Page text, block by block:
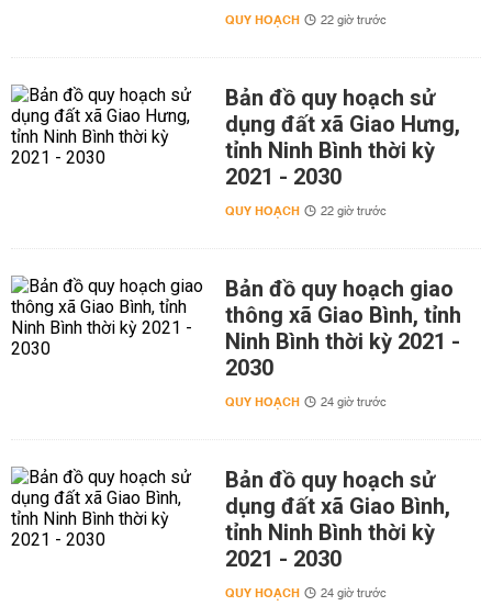
QUY HOẠCH 22 giờ trước
Bản đồ quy hoạch sử
dụng đất xã Giao Hưng,
tỉnh Ninh Bình thời kỳ
2021 - 2030
QUY HOẠCH 22 giờ trước
Bản đồ quy hoạch giao
thông xã Giao Bình, tỉnh
Ninh Bình thời kỳ 2021 -
2030
QUY HOẠCH 24 giờ trước
Bản đồ quy hoạch sử
dụng đất xã Giao Bình,
tỉnh Ninh Bình thời kỳ
2021 - 2030
QUY HOẠCH 24 giờ trước